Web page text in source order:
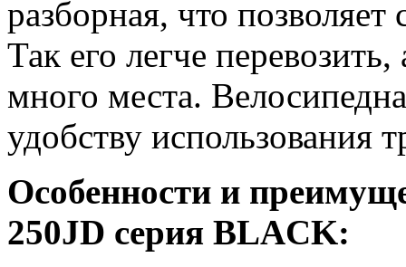
разборная, что
Так его легче
много места.
удобству использования
Особенности и
250JD серия BLACK: